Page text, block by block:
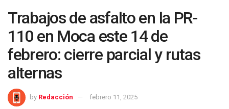
Trabajos de asfalto en la PR-
110 en Moca este 14 de
febrero: cierre parcial y rutas
alternas
by Redacción febrero 11, 2025